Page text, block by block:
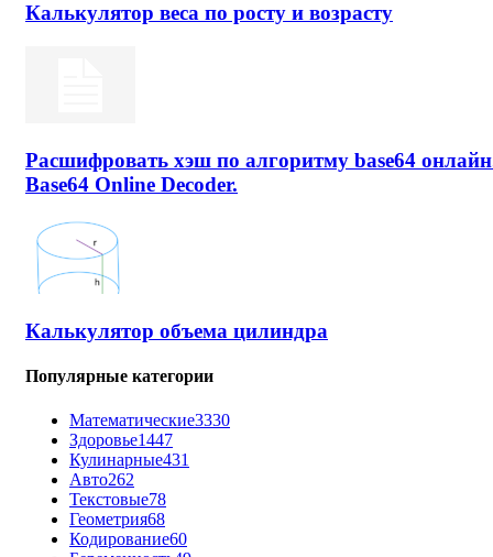
Калькулятор веса по росту и возрасту
Расшифровать хэш по алгоритму base64
Base64 Online Decoder.
Калькулятор объема цилиндра
Популярные категории
Математические3330
Здоровье1447
Кулинарные431
Авто262
Текстовые78
Геометрия68
Кодирование60